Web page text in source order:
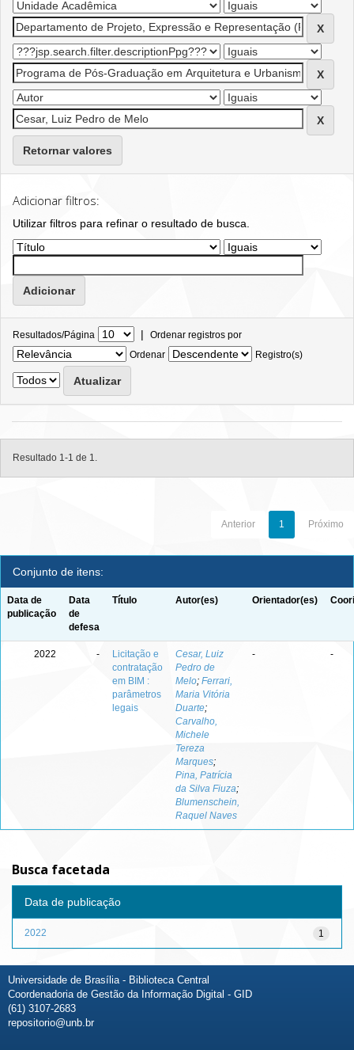
Retornar valores
Adicionar filtros:
Utilizar filtros para refinar o resultado de busca.
Resultados/Página | Ordenar registros por
Ordenar
Registro(s)
Resultado 1-1 de 1.
Anterior 1 Próximo
Conjunto de itens:
Data de
publicação
Data
de
defesa
Título Autor(es) Orientador(es)
2022 -
Licitação e
contratação
em BIM :
parâmetros
legais
Cesar, Luiz
Pedro de
Melo; Ferrari,
Maria Vitória
Duarte;
Carvalho,
Michele
Tereza
Marques;
Pina, Patrícia
da Silva Fiuza;
Blumenschein,
Raquel Naves
- -
Busca facetada
Data de publicação
1
2022
Universidade de Brasília - Biblioteca Central
Coordenadoria de Gestão da Informação Digital - GID
(61) 3107-2683
repositorio@unb.br